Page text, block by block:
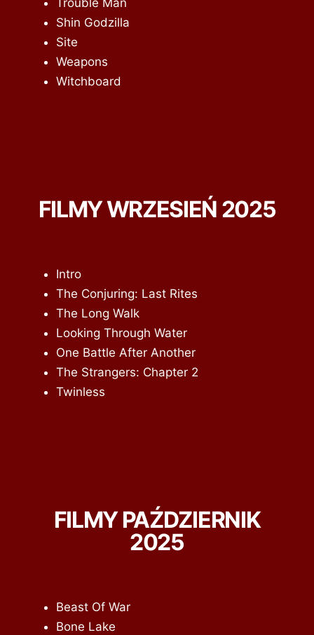
Trouble Man
Shin Godzilla
Site
Weapons
Witchboard
FILMY WRZESIEŃ 2025
Intro
The Conjuring: Last Rites
The Long Walk
Looking Through Water
One Battle After Another
The Strangers: Chapter 2
Twinless
FILMY PAŹDZIERNIK
2025
Beast Of War
Bone Lake